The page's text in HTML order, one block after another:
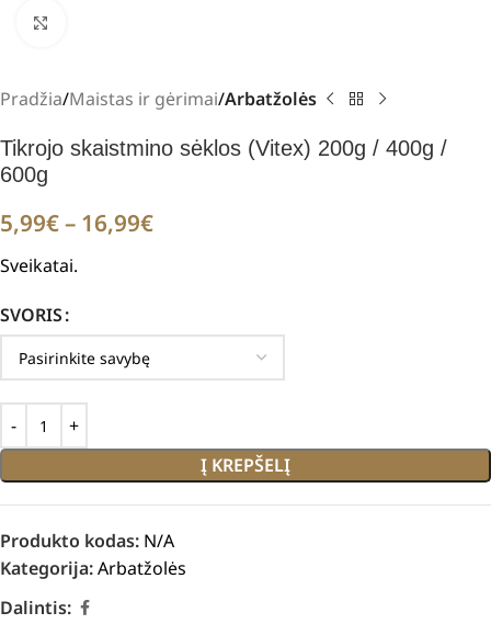
Pradžia Maistas ir gėrimai Arbatžolės
Tikrojo skaistmino sėklos (Vitex) 200g / 400g /
600g
5,99€– 16,99€
Sveikatai.
SVORIS
Į KREPŠELĮ
Produkto kodas: N/A
Kategorija:Arbatžolės
Dalintis: